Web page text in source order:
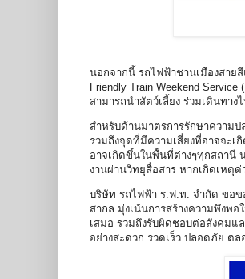
นอกจากนี้ รถไฟฟ้าชานเมืองสาย
Friendly Train Weekend
สามารถนำสัตว์เลี้ยง ร่วมเดินทา
สำหรับด้านมาตรการรักษาความ
รวมถึงจุดที่มีความเสี่ยงที่อาจจะเ
อาจเกิดขึ้นในพื้นที่ต่างๆทุกสถานี
งานผ่านวิทยุสื่อสาร หากเกิดเหตุ
บริษัท รถไฟฟ้า ร.ฟ.ท. จำกัด ขอข
สากล มุ่งเน้นการสร้างความพึงพ
เสมอ รวมถึงรับผิดชอบต่อสังคมแ
อย่างสะดวก รวดเร็ว ปลอดภัย ต